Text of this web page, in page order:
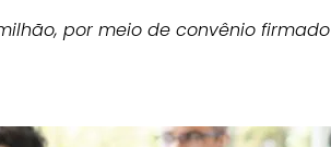
por meio de convênio firmado